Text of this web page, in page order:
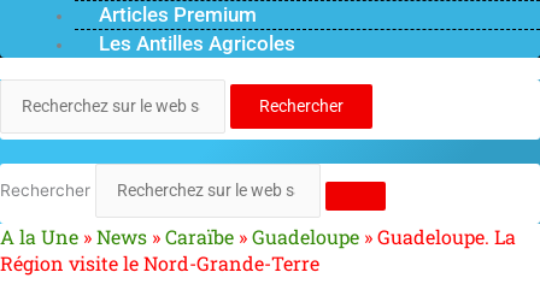
Articles Premium
Les Antilles Agricoles
Rechercher
Rechercher
A la Une »News »Caraïbe »Guadeloupe »Guadeloupe. La
Région visite le Nord-Grande-Terre